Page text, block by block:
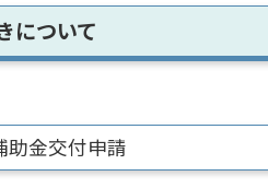
について
助金交付申請